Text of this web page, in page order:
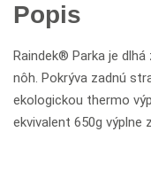
Popis
Raindek® Parka je
nôh. Pokrýva zadnú
ekologickou thermo
ekvivalent 650g výplne